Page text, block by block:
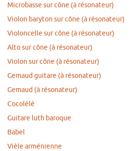
Microbasse sur cône (à résonateur)
Violon baryton sur cône (à résonateur)
Violoncelle sur cône (à résonateur)
Alto sur cône (à résonateur)
Violon sur cône (à résonateur)
Gemaud guitare (à résonateur)
Gemaud (à résonateur)
Cocolélé
Guitare luth baroque
Babel
Vièle arménienne